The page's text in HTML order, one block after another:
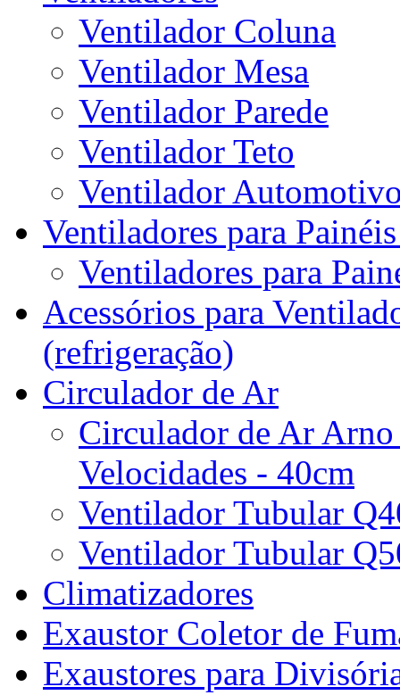
Ventilador Coluna
Ventilador Mesa
Ventilador Parede
Ventilador Teto
Ventilador
Ventiladores para
Ventiladores para
Acessórios para
(refrigeração)
Circulador de Ar
Circulador de Ar
Velocidades - 40cm
Ventilador Tubular
Ventilador Tubular
Climatizadores
Exaustor Coletor de
Exaustores para